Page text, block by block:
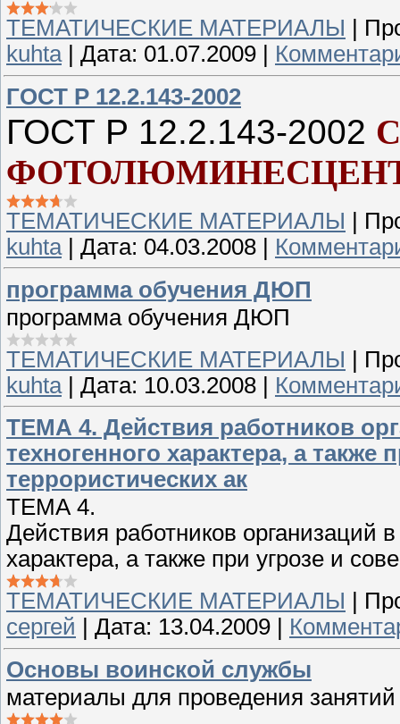
ТЕМАТИЧЕСКИЕ МАТЕРИАЛЫ
kuhta| Дата: 01.07.2009
ГОСТ Р 12.2.143-2002
ГОСТ Р 12.2.143-2002
ТЕМАТИЧЕСКИЕ МАТЕРИАЛЫ
kuhta| Дата: 04.03.2008
программа обучения ДЮП
программа обучения ДЮП
ТЕМАТИЧЕСКИЕ МАТЕРИАЛЫ |
kuhta | Дата: 10.03.2008 |
ТЕМА 4. Действия работников
техногенного характера, а также
террористических ак
ТЕМА 4.
Действия работников организаций
характера, а также при угрозе и
ТЕМАТИЧЕСКИЕ МАТЕРИАЛЫ
сергей
Дата: 13.04.2009
Основы воинской службы
материалы для проведения